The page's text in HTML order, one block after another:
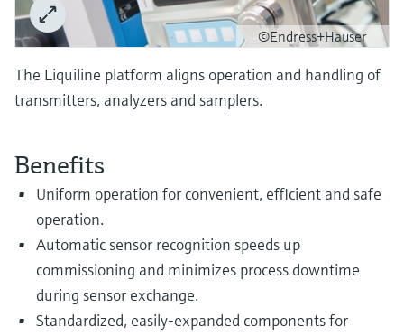
Device Viewer
Find product-specific information and
Pótalkatrészek keresése
Level measurement with pressure
Összes megtekintése
Memosens technology
Összes megtekintése
transparency
©Endress+Hauser
The Liquiline platform aligns operation and handling of
transmitters, analyzers and samplers.
Benefits
Uniform operation for convenient, efficient and safe
operation.
Automatic sensor recognition speeds up
commissioning and minimizes process downtime
during sensor exchange.
Standardized, easily-expanded components for